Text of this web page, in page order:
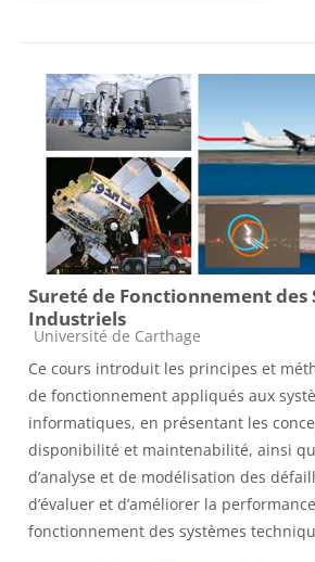
Sureté de Fonctionnement des
Industriels
Course category
Université de Carthage
Ce cours introduit les principes et
de fonctionnement appliqués aux
informatiques, en présentant les
disponibilité et maintenabilité, ainsi
d’analyse et de modélisation des
d’évaluer et d’améliorer la
fonctionnement des systèmes